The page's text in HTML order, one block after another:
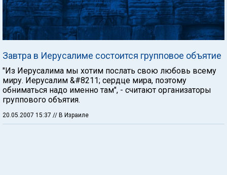
Завтра в Иерусалиме состоится групповое объятие
"Из Иерусалима мы хотим послать свою любовь всему
миру. Иерусалим &#8211; сердце мира, поэтому
обниматься надо именно там", - считают организаторы
группового объятия.
20.05.2007 15:37 // В Израиле